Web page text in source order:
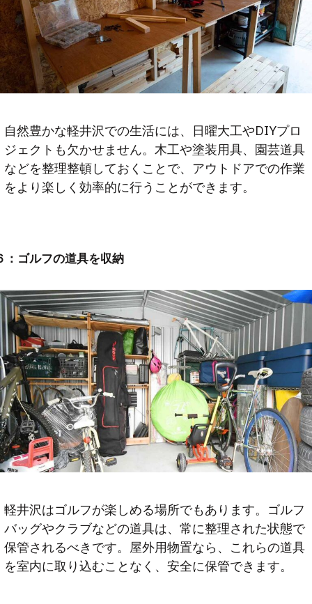
自然豊かな軽井沢での生活には、日曜大工やDIYプロ
ジェクトも欠かせません。木工や塗装用具、園芸道具
などを整理整頓しておくことで、アウトドアでの作業
をより楽しく効率的に行うことができます。
： ゴルフの道具を収納
軽井沢はゴルフが楽しめる場所でもあります。ゴルフ
バッグやクラブなどの道具は、常に整理された状態で
保管されるべきです。屋外用物置なら、これらの道具
を室内に取り込むことなく、安全に保管できます。